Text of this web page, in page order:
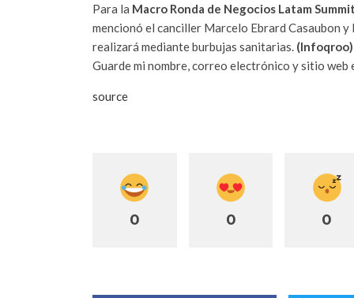
Para la Macro Ronda de Negocios Latam Summit
mencionó el canciller Marcelo Ebrard Casaubon
realizará mediante burbujas sanitarias. (Infoqroo)
Guarde mi nombre, correo electrónico y sitio web
source
0 0 0